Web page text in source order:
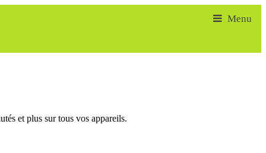
et plus sur tous vos appareils.